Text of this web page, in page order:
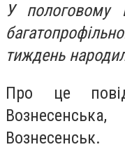
У пологовому
тиждень
Про це
Вознесенськ.